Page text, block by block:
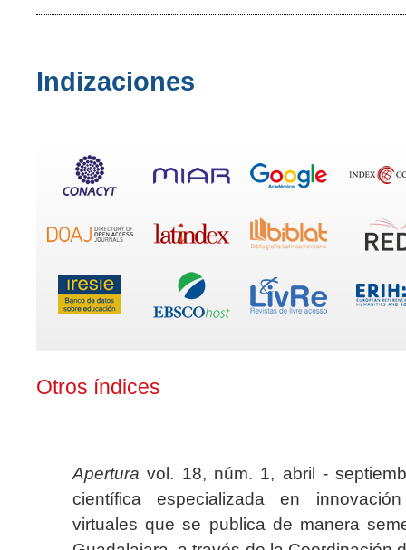
Indizaciones
Otros índices
Apertura vol. 18, núm. 1, abril -
científica especializada en
virtuales que se publica de manera